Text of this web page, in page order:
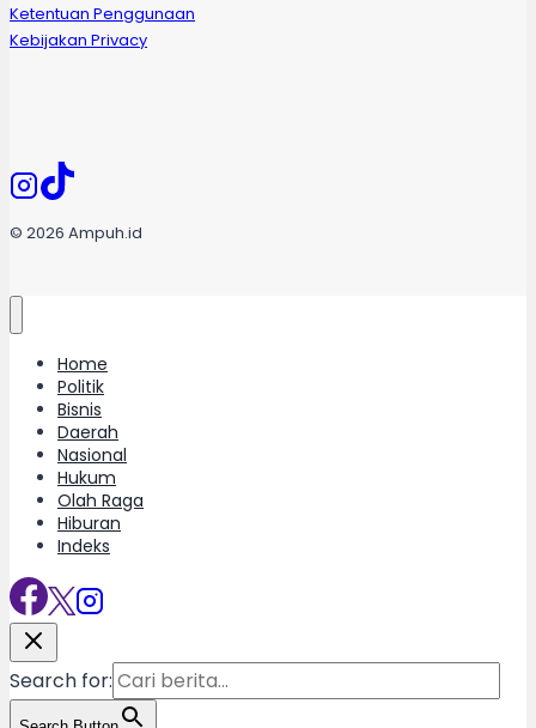
Ketentuan Penggunaan
Kebijakan Privacy
© 2026 Ampuh.id
Home
Politik
Bisnis
Daerah
Nasional
Hukum
Olah Raga
Hiburan
Indeks
Search for: